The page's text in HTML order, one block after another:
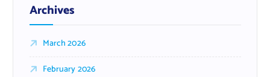
Archives
March 2026
February 2026